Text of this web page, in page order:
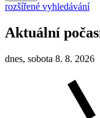
rozšířené vyhledávání
Aktuální
dnes, sobota 8. 8. 2026